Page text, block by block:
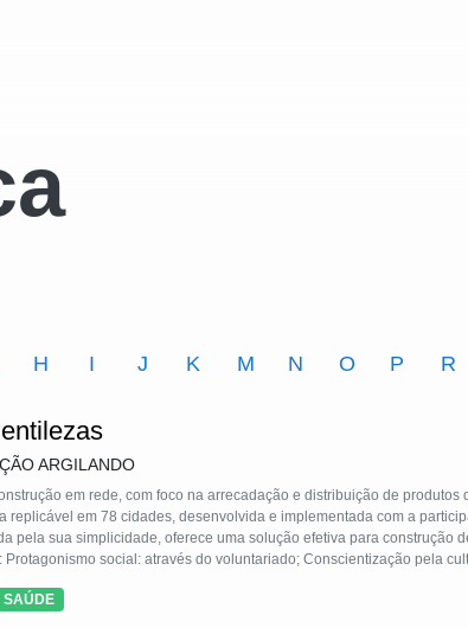
H I J K M N O P R
ARGILANDO
em rede, com foco na arrecadação e distribuição de
replicável em 78 cidades, desenvolvida e implementada com a
pela sua simplicidade, oferece uma solução efetiva para construção
a pessoas em situação de rua, no que diz respeito ao acesso a
SAÚDE